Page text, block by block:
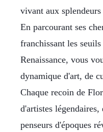
vivant aux
En parcourant ses
franchissant les
Renaissance, vous
dynamique d'art, de
Chaque recoin de
d'artistes
penseurs d'époques